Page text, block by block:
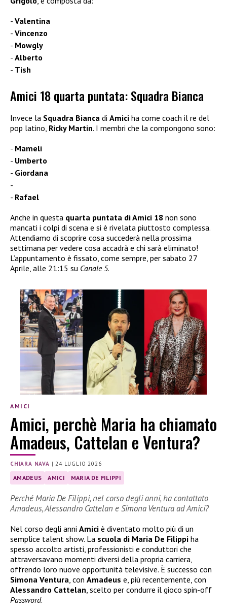
Valentina
Vincenzo
Mowgly
Alberto
Tish
Amici 18 quarta puntata: Squadra Bianca
Invece la Squadra Bianca di Amici ha come coach il re del
pop latino, Ricky Martin. I membri che la compongono sono:
Mameli
Umberto
Giordana
Rafael
Anche in questa quarta puntata di Amici 18 non sono
mancati i colpi di scena e si è rivelata piuttosto complessa.
Attendiamo di scoprire cosa succederà nella prossima
settimana per vedere cosa accadrà e chi sarà eliminato!
L’appuntamento è fissato, come sempre, per sabato 27
Aprile, alle 21:15 su Canale 5.
AMICI
Amici, perchè Maria ha chiamato
Amadeus, Cattelan e Ventura?
CHIARA NAVA |24 LUGLIO 2026
AMADEUS AMICI MARIA DE FILIPPI
Perché Maria De Filippi, nel corso degli anni, ha contattato
Amadeus, Alessandro Cattelan e Simona Ventura ad Amici?
Nel corso degli anni Amici è diventato molto più di un
semplice talent show. La scuola di Maria De Filippi ha
spesso accolto artisti, professionisti e conduttori che
attraversavano momenti diversi della propria carriera,
offrendo loro nuove opportunità televisive. È successo con
Simona Ventura , con Amadeus e, più recentemente, con
Alessandro Cattelan , scelto per condurre il gioco spin-off
Password.